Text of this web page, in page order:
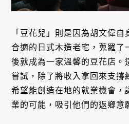
「豆花兒」則是因為胡文偉
合適的日式木造老宅，蒐羅了
後就成為一家溫馨的豆花店。
嘗試，除了將收入拿回來支撐
希望能創造在地的就業機會，
業的可能，吸引他們的返鄉意